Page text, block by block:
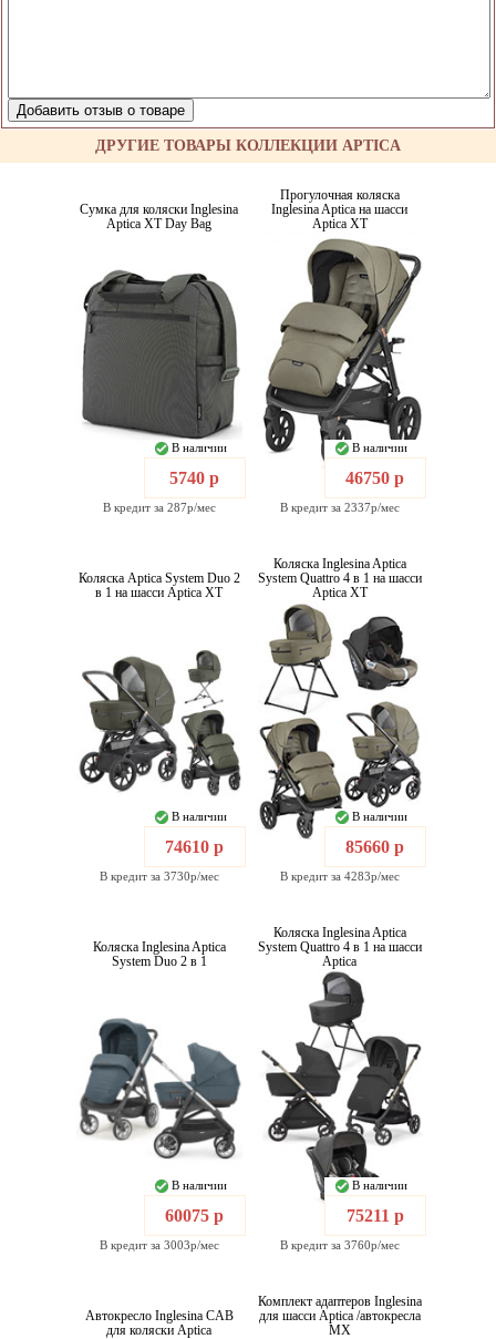
ДРУГИЕ ТОВАРЫ КОЛЛЕКЦИИ APTICA
Сумка для коляски Inglesina
Aptica XT Day Bag
В наличии
5740 р
В кредит за 287р/мес
Прогулочная коляска
Inglesina Aptica на шасси
Aptica XT
В наличии
46750 р
В кредит за 2337р/мес
Коляска Aptica System Duo 2
в 1 на шасси Aptica XT
В наличии
74610 р
В кредит за 3730р/мес
Коляска Inglesina Aptica
System Quattro 4 в 1 на шасси
Aptica XT
В наличии
85660 р
В кредит за 4283р/мес
Коляска Inglesina Aptica
System Duo 2 в 1
В наличии
60075 р
В кредит за 3003р/мес
Коляска Inglesina Aptica
System Quattro 4 в 1 на шасси
Aptica
В наличии
75211 р
В кредит за 3760р/мес
Автокресло Inglesina CAB
для коляски Aptica
Комплект адаптеров Inglesina
для шасси Aptica /автокресла
MX